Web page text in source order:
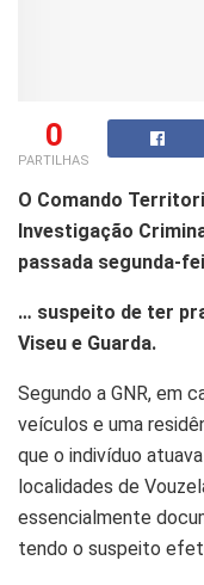
0
PARTILHAS
O Comando
Investigação
passada segunda-
… suspeito de ter
Viseu e Guarda.
Segundo a GNR, em
veículos e uma
que o indivíduo
localidades de
essencialmente
tendo o suspeito